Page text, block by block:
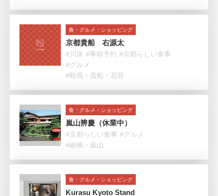
食・グルメ・ショッピング
京都貴船 右源太
#川床 #事前予約 #京都らしい食事
#グルメ
#鞍馬・貴船・花背
食・グルメ・ショッピング
嵐山辨慶（休業中）
#京都らしい食事 #グルメ
#嵯峨・嵐山
食・グルメ・ショッピング
Kurasu Kyoto Stand